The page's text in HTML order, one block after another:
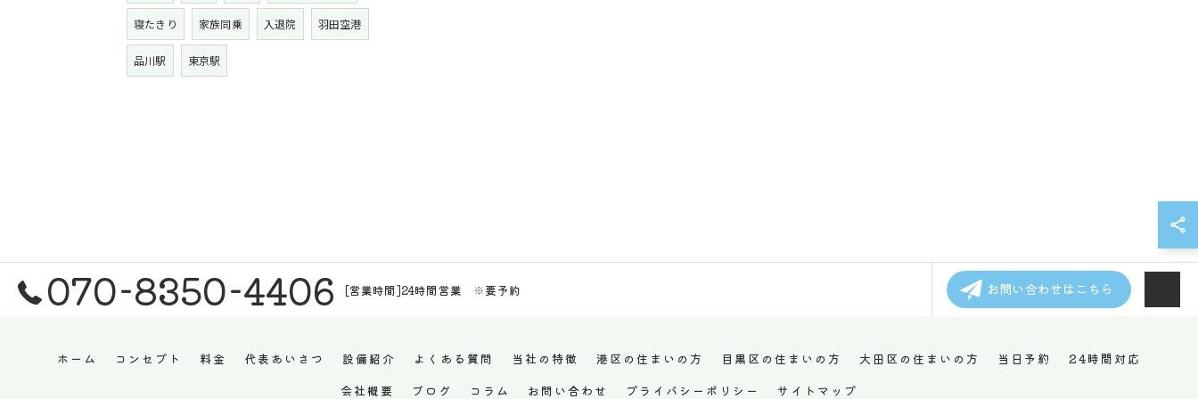
寝たきり 家族同乗 入退院 羽田空港
品川駅 東京駅
070-8350-4406 [営業時間]24時間営業 ※要予約 お問い合わせはこちら
ホーム コンセプト 料金 代表あいさつ 設備紹介 よくある質問 当社の特徴 港区の住まいの方 目黒区の住まいの方 大田区の住まいの方 当日予約
24時間対応
会社概要
ブログ コラム お問い合わせ プライバシーポリシー サイトマップ